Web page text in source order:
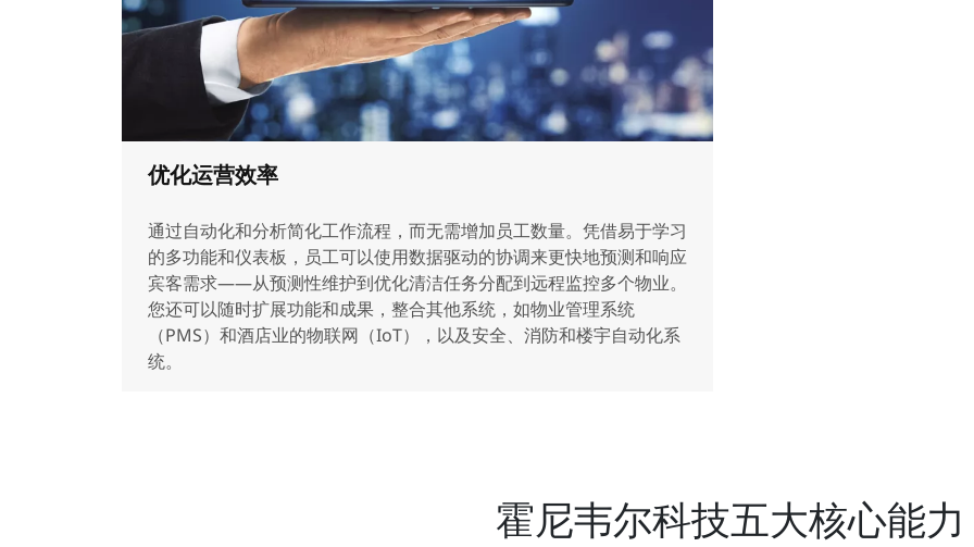
优化运营效率
通过自动化和分析简化工作流程，而无需增加员工数量。凭借易于学习
的多功能和仪表板，员工可以使用数据驱动的协调来更快地预测和响应
宾客需求——从预测性维护到优化清洁任务分配到远程监控多个物业。
您还可以随时扩展功能和成果，整合其他系统，如物业管理系统
（PMS）和酒店业的物联网（IoT），以及安全、消防和楼宇自动化系
统。
霍尼韦尔科技五大核心能力